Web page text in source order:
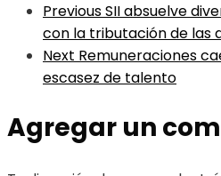
PreviousSII absuelve
con la tributación de las
Next Remuneraciones
escasez de talento
Agregar un